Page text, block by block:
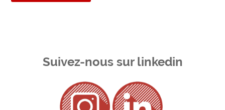
Suivez-nous sur linkedin